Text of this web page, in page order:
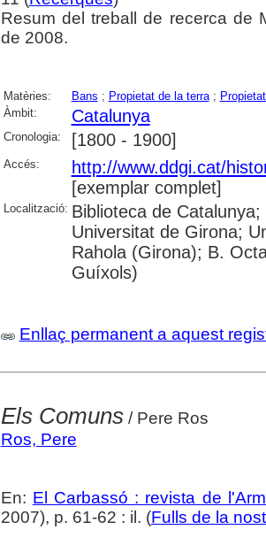
Resum del treball de recerca de
de 2008.
Matèries: Bans ; Propietat de la terra;
Àmbit:
Catalunya
Cronologia: [1800 - 1900]
Accés:
http://www.ddgi.cat/
[exemplar complet]
Localització: Biblioteca de
Universitat de Girona;
Rahola (Girona); B.
Guíxols)
Enllaç permanent a aquest
Els Comuns/ Pere Ros
Ros, Pere
En: El Carbassó : revista de
2007), p. 61-62 : il. (Fulls de la